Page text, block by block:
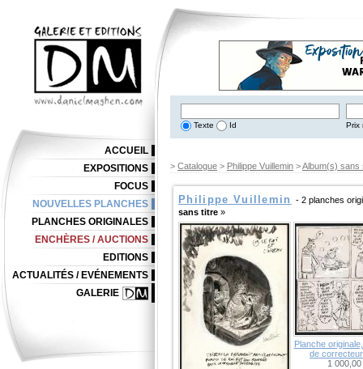
Texte Id Prix
> Catalogue > Philippe Vuillemin >Album(s) sans
Philippe Vuillemin
- 2 planches
sans titre »
Planche
de
1 000,00
ACCUEIL
EXPOSITIONS
FOCUS
NOUVELLES PLANCHES
PLANCHES ORIGINALES
ENCHÈRES / AUCTIONS
EDITIONS
ACTUALITÉS / EVÉNEMENTS
GALERIE